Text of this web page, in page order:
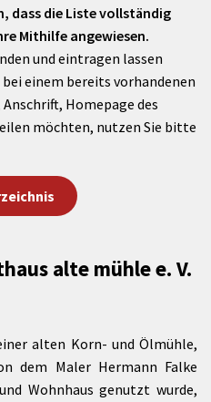
dass die Liste vollständig
Mithilfe angewiesen.
und eintragen lassen
einem bereits vorhandenen
Homepage des
möchten, nutzen Sie bitte
alte mühle e. V.
alten Korn- und Ölmühle,
dem Maler Hermann Falke
Wohnhaus genutzt wurde,